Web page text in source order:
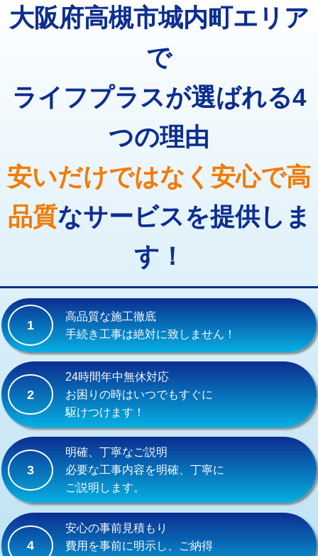
マス交換（深さ50㎝以上） 66,000円
コンクリート斫り（厚さ10㎝超え）
モルタル補修（厚さ10㎝まで） 27,500円
16,500円
廃棄・処分 現場見積
追加トーラー機使用/3m超え +3,300円
止水・漏水調査・防水処理・清掃・修
11,000円
止水・漏水調査・防水処理・清掃・修
22,000円
止水・漏水調査・防水処理・清掃・修
理・調整・分解・加工など（重作業）
33,000円
その他部品の脱着 8,800円～
交換・取付(単水栓（壁付・デッキ
式）)
13,200円+材料費
交換・取付(混合水栓（壁付・デッキ
式・ワンホール）)
16,500円+材料費
交換・取付(排水栓・排水トラップ
（P/S/ポップアップ））
交換・取付（その他部品）
持込商品取付（単水栓）
持込商品取付（混合水栓） 16,500円
持込商品取付（浄水器・分岐水栓） 16,500円
給水管工事※（ホール加工)
大阪府高槻市城内町エリア
で
ライフプラスが選ばれる4
つの理由
安いだけではなく安心で高
品質なサービスを提供しま
す！
1
高品質な施工徹底
手続き工事は絶対に致しません！
2
24時間年中無休対応
お困りの時はいつでもすぐに
駆けつけます！
3
明確、丁寧なご説明
必要な工事内容を明確、丁寧に
ご説明します。
4
安心の事前見積もり
費用を事前に明示し、ご納得